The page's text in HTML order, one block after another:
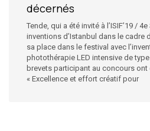
décernés
Tende, qui a été invité à l’ISIF’19 /
inventions d’Istanbul dans le cadre
sa place dans le festival avec
photothérapie LED intensive de
brevets participant au concours ont
« Excellence et effort créatif pour